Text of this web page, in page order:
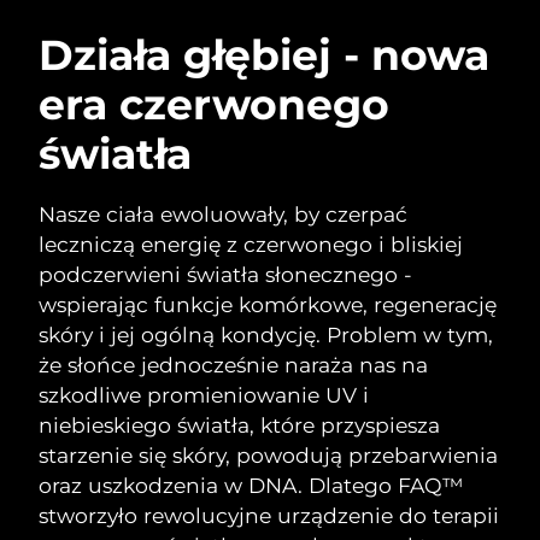
Działa głębiej - nowa
era czerwonego
światła
Nasze ciała ewoluowały, by czerpać
leczniczą energię z czerwonego i bliskiej
podczerwieni światła słonecznego -
wspierając funkcje komórkowe, regenerację
skóry i jej ogólną kondycję. Problem w tym,
że słońce jednocześnie naraża nas na
szkodliwe promieniowanie UV i
niebieskiego światła, które przyspiesza
starzenie się skóry, powodują przebarwienia
oraz uszkodzenia w DNA. Dlatego FAQ™
stworzyło rewolucyjne urządzenie do terapii
URODY
Oczyszczanie twarzy
LUNA™ 4 zestaw
Anti-aging massage
LUNA™ 4 Plus
Massage, LED heating
LUNA™ 4 Men
For men, anti-aging massage
BEAR™ 2 zestaw
Microcurrent toning
BEAR™ 2 go
Microcurrent toning on-the-go
BEAR™ 2 eyes & lips
Microcurrent line smoothing device
Nawilżenie
UFO™ 3 zestaw
Deep facial hydration
UFO™ 3 LED
Near-infrared and red light therapy
device
Pielęgnacja jamy
ustnej
issa™ 4
Hybrid silicone sonic toothbrush
issa™ 4 plus
Smart hybrid silicone sonic toothbrush
FAQ™ ZABIEG ANTI-AGING
Anti-aging Zabiegi LED
NEW
Australia
Austria
Bahrajn
Oczekiwany czas dostawy
8/10/26
Belgia
Oczekiwany czas dostawy
8/9/26
Bermudy
Oczekiwany czas dostawy
Bośnia i
Hercegowina
Oczekiwany czas dostawy
8/12/26
Oczekiwany czas dostawy